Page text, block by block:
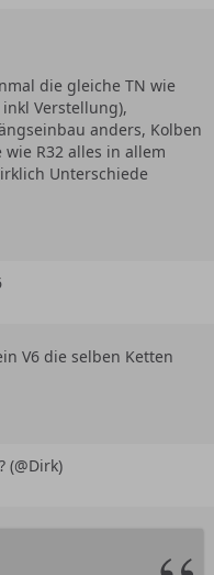
die gleiche TN wie
Verstellung),
anders, Kolben
R32 alles in allem
Unterschiede
V6 die selben Ketten
(@Dirk)